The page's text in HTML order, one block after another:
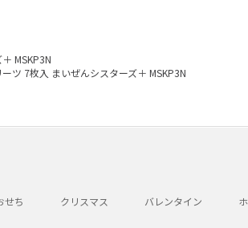
MSKP3N
ツ 7枚入 まいぜんシスターズ＋ MSKP3N
せち クリスマス バレンタイン